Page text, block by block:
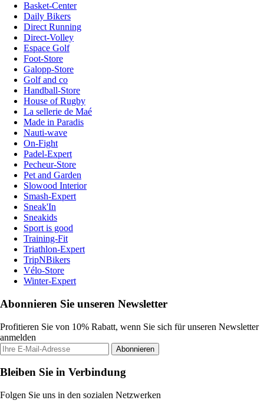
Basket-Center
Daily Bikers
Direct Running
Direct-Volley
Espace Golf
Foot-Store
Galopp-Store
Golf and co
Handball-Store
House of Rugby
La sellerie de Maé
Made in Paradis
Nauti-wave
On-Fight
Padel-Expert
Pecheur-Store
Pet and Garden
Slowood Interior
Smash-Expert
Sneak'In
Sneakids
Sport is good
Training-Fit
Triathlon-Expert
TripNBikers
Vélo-Store
Winter-Expert
Abonnieren Sie unseren Newsletter
Profitieren Sie von 10% Rabatt, wenn Sie sich für unseren Newsletter
anmelden
Abonnieren
Bleiben Sie in Verbindung
Folgen Sie uns in den sozialen Netzwerken